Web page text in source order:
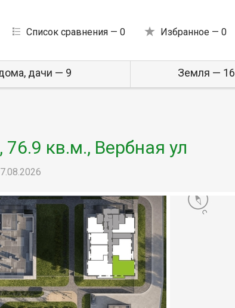
Список сравнения — 0 Избранное — 0
дачи — 9 Земля — 16
кв.м., Вербная ул